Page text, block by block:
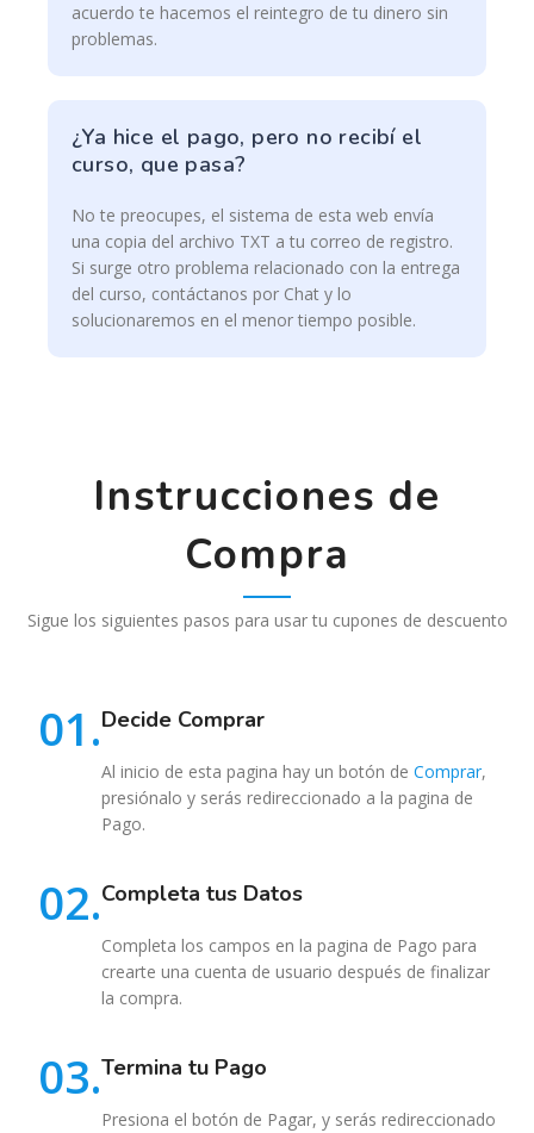
acuerdo te hacemos el reintegro de tu dinero sin
problemas.
¿Ya hice el pago, pero no recibí el
curso, que pasa?
No te preocupes, el sistema de esta web envía
una copia del archivo TXT a tu correo de registro.
Si surge otro problema relacionado con la entrega
del curso, contáctanos por Chat y lo
solucionaremos en el menor tiempo posible.
Instrucciones de
Compra
Sigue los siguientes pasos para usar tu cupones de descuento
01.Decide Comprar
Al inicio de esta pagina hay un botón deComprar,
presiónalo y serás redireccionado a la pagina de
Pago.
02.Completa tus Datos
Completa los campos en la pagina de Pago para
crearte una cuenta de usuario después de finalizar
la compra.
03.Termina tu Pago
Presiona el botón de Pagar, y serás redireccionado